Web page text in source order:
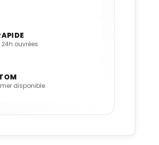
ouvrées
disponible